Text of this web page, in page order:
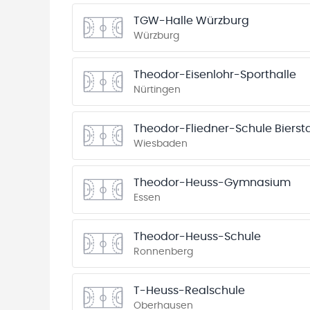
TGW-Halle Würzburg
Würzburg
Theodor-Eisenlohr-Sporthalle
Nürtingen
Theodor-Fliedner-Schule
Wiesbaden
Theodor-Heuss-Gymnasium
Essen
Theodor-Heuss-Schule
Ronnenberg
T-Heuss-Realschule
Oberhausen